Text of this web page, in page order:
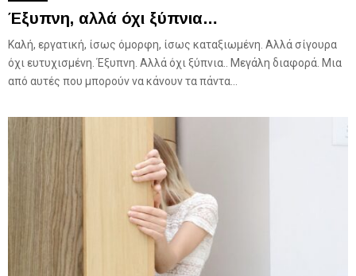
Έξυπνη, αλλά όχι ξύπνια…
Καλή, εργατική, ίσως όμορφη, ίσως καταξιωμένη. Αλλά σίγουρα
όχι ευτυχισμένη. Έξυπνη. Αλλά όχι ξύπνια.. Μεγάλη διαφορά. Μια
από αυτές που μπορούν να κάνουν τα πάντα...